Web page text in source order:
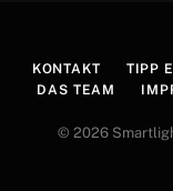
KONTAKT TIPP
DAS TEAM
© 2026